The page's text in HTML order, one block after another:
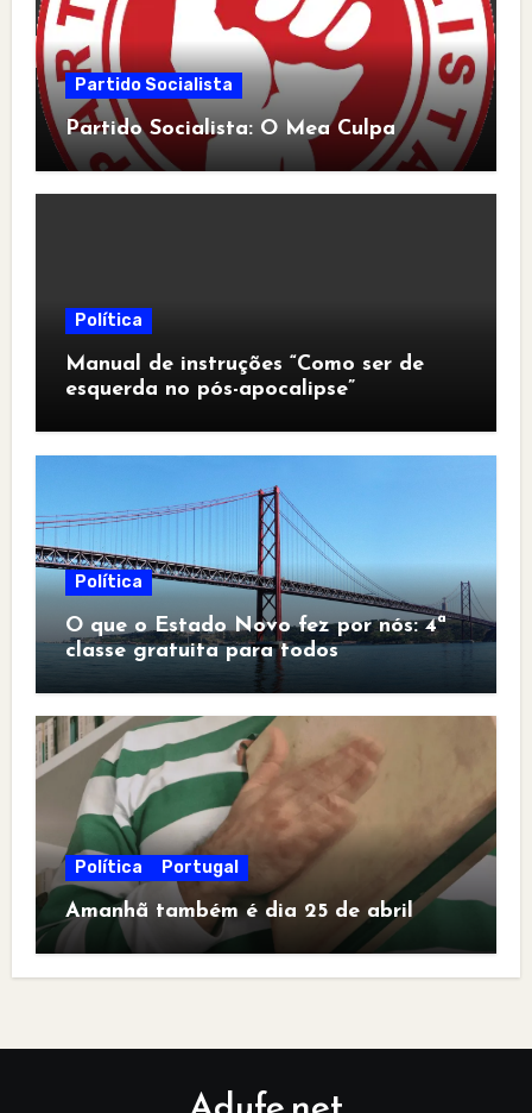
Partido Socialista
Partido Socialista: O Mea Culpa
Política
Manual de instruções “Como ser de
esquerda no pós-apocalipse”
Política
O que o Estado Novo fez por nós: 4ª
classe gratuita para todos
Política Portugal
Amanhã também é dia 25 de abril